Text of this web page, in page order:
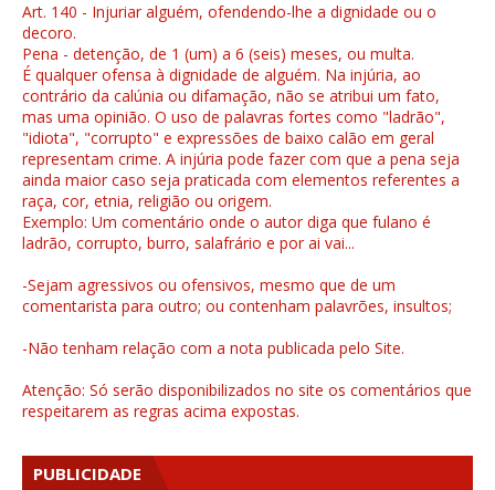
Art. 140 - Injuriar alguém, ofendendo-lhe a dignidade ou o
decoro.
Pena - detenção, de 1 (um) a 6 (seis) meses, ou multa.
É qualquer ofensa à dignidade de alguém. Na injúria, ao
contrário da calúnia ou difamação, não se atribui um fato,
mas uma opinião. O uso de palavras fortes como "ladrão",
"idiota", "corrupto" e expressões de baixo calão em geral
representam crime. A injúria pode fazer com que a pena seja
ainda maior caso seja praticada com elementos referentes a
raça, cor, etnia, religião ou origem.
Exemplo: Um comentário onde o autor diga que fulano é
ladrão, corrupto, burro, salafrário e por ai vai...
-Sejam agressivos ou ofensivos, mesmo que de um
comentarista para outro; ou contenham palavrões, insultos;
-Não tenham relação com a nota publicada pelo Site.
Atenção: Só serão disponibilizados no site os comentários que
respeitarem as regras acima expostas.
PUBLICIDADE